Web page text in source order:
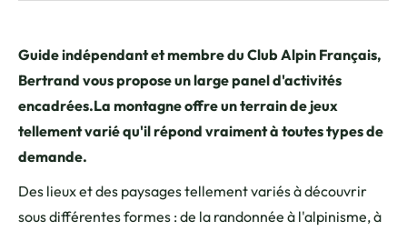
Guide indépendant et membre du Club Alpin Français,
Bertrand vous propose un large panel d'activités
encadrées.La montagne offre un terrain de jeux
tellement varié qu'il répond vraiment à toutes types de
demande.
Des lieux et des paysages tellement variés à découvrir
sous différentes formes : de la randonnée à l'alpinisme, à